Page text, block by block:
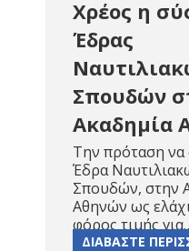
Χρέος η
Έδρας
Σπουδών
Ακαδημία
Την πρόταση να
Έδρα
Σπουδών, στην
Αθηνών ως
φόρος τιμής
ΔΙΑΒΑΣΤΕ